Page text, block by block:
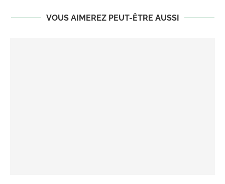
VOUS AIMEREZ PEUT-ÊTRE AUSSI